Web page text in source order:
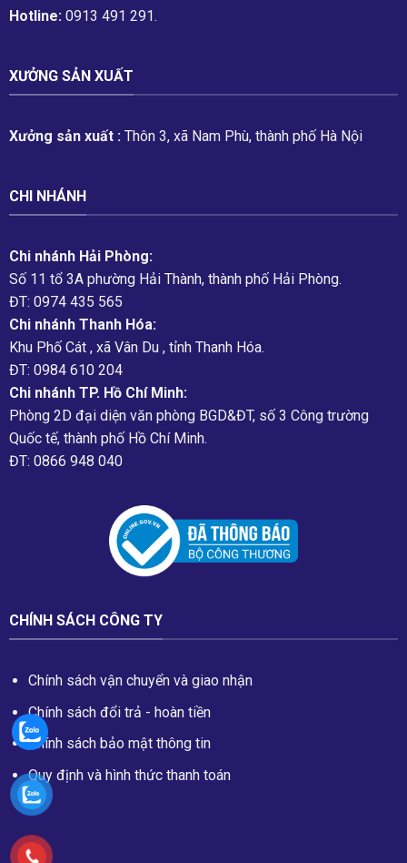
Hotline:0913 491 291.
XƯỞNG SẢN XUẤT
Xưởng sản xuất :Thôn 3, xã Nam Phù, thành phố Hà Nội
CHI NHÁNH
Chi nhánh Hải Phòng:
Số 11 tổ 3A phường Hải Thành, thành phố Hải Phòng.
ĐT: 0974 435 565
Chi nhánh Thanh Hóa:
Khu Phố Cát , xã Vân Du , tỉnh Thanh Hóa.
ĐT: 0984 610 204
Chi nhánh TP. Hồ Chí Minh:
Phòng 2D đại diện văn phòng BGD&ĐT, số 3 Công trường
Quốc tế, thành phố Hồ Chí Minh.
ĐT: 0866 948 040
CHÍNH SÁCH CÔNG TY
Chính sách vận chuyển và giao nhận
Chính sách đổi trả - hoàn tiền
Chính sách bảo mật thông tin
Quy định và hình thức thanh toán